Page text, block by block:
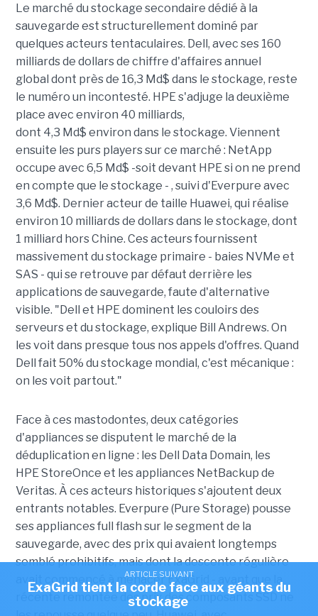
ARTICLE SUIVANT
ExaGrid tient la corde face aux géants du
stockage
Le marché du stockage secondaire dédié à la
sauvegarde est structurellement dominé par
quelques acteurs tentaculaires. Dell, avec ses 160
milliards de dollars de chiffre d'affaires annuel
global dont près de 16,3 Md$ dans le stockage, reste
le numéro un incontesté. HPE s'adjuge la deuxième
place avec environ 40 milliards,
dont 4,3 Md$ environ dans le stockage. Viennent
ensuite les purs players sur ce marché : NetApp
occupe avec 6,5 Md$ -soit devant HPE si on ne prend
en compte que le stockage - , suivi d'Everpure avec
3,6 Md$. Dernier acteur de taille Huawei, qui réalise
environ 10 milliards de dollars dans le stockage, dont
1 milliard hors Chine. Ces acteurs fournissent
massivement du stockage primaire - baies NVMe et
SAS - qui se retrouve par défaut derrière les
applications de sauvegarde, faute d'alternative
visible. "Dell et HPE dominent les couloirs des
serveurs et du stockage, explique Bill Andrews. On
les voit dans presque tous nos appels d'offres. Quand
Dell fait 50% du stockage mondial, c'est mécanique :
on les voit partout."
Face à ces mastodontes, deux catégories
d'appliances se disputent le marché de la
déduplication en ligne : les Dell Data Domain, les
HPE StoreOnce et les appliances NetBackup de
Veritas. À ces acteurs historiques s'ajoutent deux
entrants notables. Everpure (Pure Storage) pousse
ses appliances full flash sur le segment de la
sauvegarde, avec des prix qui avaient longtemps
semblé prohibitifs, mais dont la descente régulière
avait commencé à menacer ExaGrid - avant que la
récente remontée des prix des composants SSD ne